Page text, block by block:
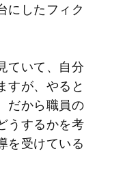
にしたフィク
ていて、自分
すが、やると
だから職員の
うするかを考
を受けている